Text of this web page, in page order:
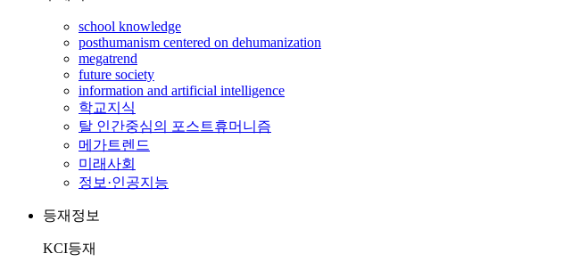
school knowledge
posthumanism centered on dehumanization
megatrend
future society
information and artificial intelligence
학교지식
탈 인간중심의 포스트휴머니즘
메가트렌드
미래사회
정보·인공지능
등재정보
KCI등재